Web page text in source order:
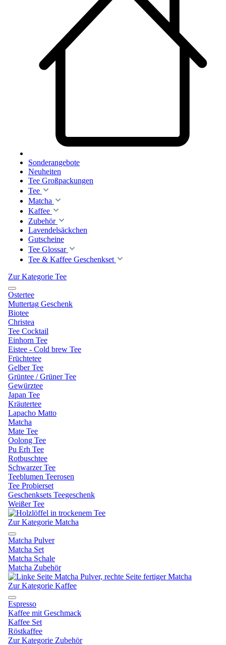
Sonderangebote
Neuheiten
Tee Großpackungen
Tee
Matcha
Kaffee
Zubehör
Lavendelsäckchen
Gutscheine
Tee Glossar
Tee & Kaffee Geschenkset
Zur Kategorie Tee
Ostertee
Muttertag Geschenk
Biotee
Christea
Tee Cocktail
Einhorn Tee
Eistee - Cold brew Tee
Früchtetee
Gelber Tee
Grüntee / Grüner Tee
Gewürztee
Japan Tee
Kräutertee
Lapacho Matto
Matcha
Mate Tee
Oolong Tee
Pu Erh Tee
Rotbuschtee
Schwarzer Tee
Teeblumen Teerosen
Tee Probierset
Geschenksets Teegeschenk
Weißer Tee
Zur Kategorie Matcha
Matcha Pulver
Matcha Set
Matcha Schale
Matcha Zubehör
Zur Kategorie Kaffee
Espresso
Kaffee mit Geschmack
Kaffee Set
Röstkaffee
Zur Kategorie Zubehör